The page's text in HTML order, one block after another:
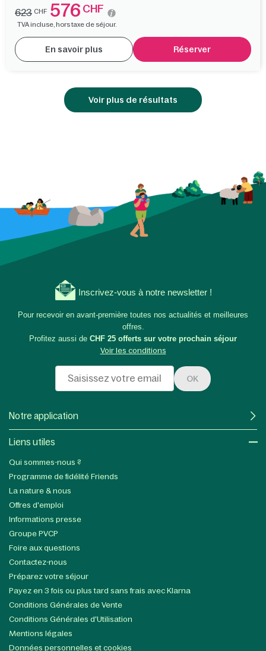
623 CHF 576 CHF
TVA incluse, hors taxe de séjour.
En savoir plus Réserver
Voir plus de résultats
Inscrivez-vous à notre newsletter !
Pour recevoir en avant-première toutes nos actualités et meilleures
offres.
Profitez aussi de CHF 25 offerts sur votre prochain séjour
Voir les conditions
OK
Notre application
Liens utiles​
Qui sommes-nous ?
Programme de fidélité Friends
La nature & nous
Offres d'emploi
Informations presse
Groupe PVCP
Foire aux questions
Contactez-nous
Préparez votre séjour
Payez en 3 fois ou plus tard sans frais avec Klarna
Conditions Générales de Vente
Conditions Générales d'Utilisation
Mentions légales
Données personnelles et cookies